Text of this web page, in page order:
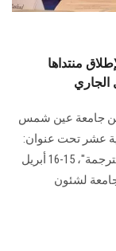
الزائـرون
منتداها
الجاري
جامعة عين شمس
عشر تحت عنوان:
"رؤى التغيير: اتجاهات جديدة في الأدب واللغة والترجمة"، 15-16 أبريل
لشئون